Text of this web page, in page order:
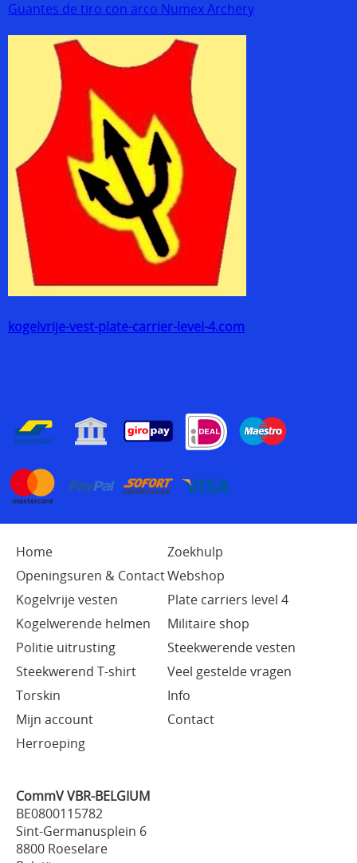
Guantes de tiro con arco Numex Archery
kogelvrije-vest-plate-carrier-level-4.com
Home
Zoekhulp
Openingsuren & ContactWebshop
Kogelvrije vesten
Plate carriers level 4
Kogelwerende helmen
Militaire shop
Politie uitrusting
Steekwerende vesten
Steekwerend T-shirt
Veel gestelde vragen
Torskin
Info
Mijn account
Contact
Herroeping
CommV VBR-BELGIUM
BE0800115782
Sint-Germanusplein 6
8800 Roeselare